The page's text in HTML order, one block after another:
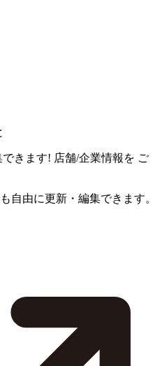
できます! 店舗/企業情報を ご
自由に更新・編集できます。